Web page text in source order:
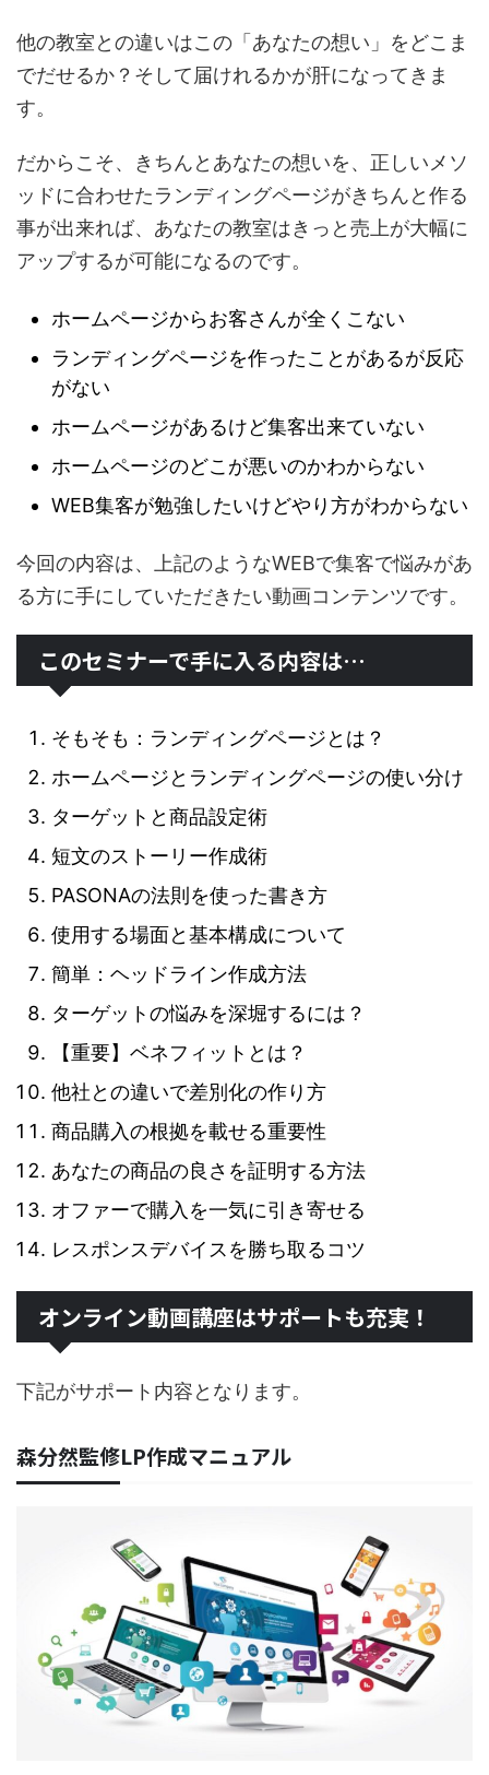
他の教室との違いはこの「あなたの想い」をどこま
でだせるか？そして届けれるかが肝になってきま
す。
だからこそ、きちんとあなたの想いを、正しいメソ
ッドに合わせたランディングページがきちんと作る
事が出来れば、あなたの教室はきっと売上が大幅に
アップするが可能になるのです。
ホームページからお客さんが全くこない
ランディングページを作ったことがあるが反応
がない
ホームページがあるけど集客出来ていない
ホームページのどこが悪いのかわからない
WEB集客が勉強したいけどやり方がわからない
今回の内容は、上記のようなWEBで集客で悩みがあ
る方に手にしていただきたい動画コンテンツです。
このセミナーで手に入る内容は…
そもそも：ランディングページとは？
ホームページとランディングページの使い分け
ターゲットと商品設定術
短文のストーリー作成術
PASONAの法則を使った書き方
使用する場面と基本構成について
簡単：ヘッドライン作成方法
ターゲットの悩みを深堀するには？
【重要】ベネフィットとは？
他社との違いで差別化の作り方
商品購入の根拠を載せる重要性
あなたの商品の良さを証明する方法
オファーで購入を一気に引き寄せる
レスポンスデバイスを勝ち取るコツ
オンライン動画講座はサポートも充実！
下記がサポート内容となります。
森分然監修LP作成マニュアル